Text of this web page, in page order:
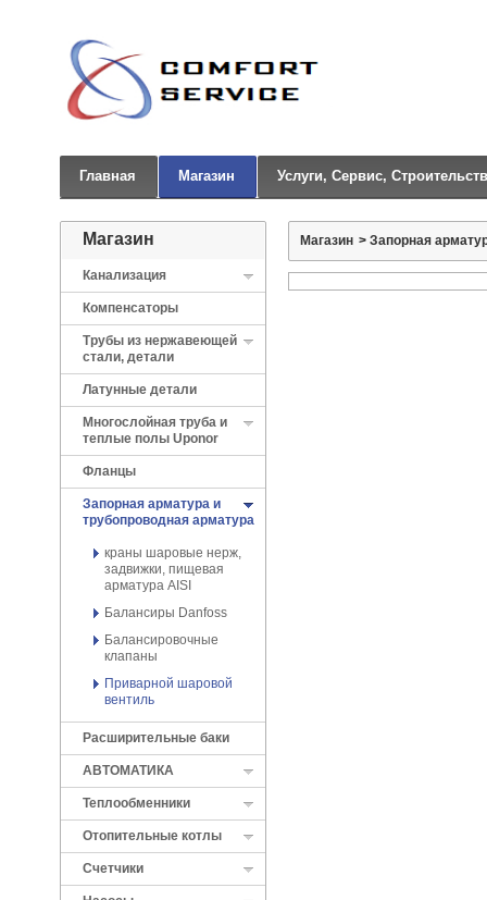
Главная Магазин Услуги, Сервис,
Магазин
Канализация
Компенсаторы
Трубы из нержавеющей
стали, детали
Латунные детали
Многослойная труба и
теплые полы Uponor
Фланцы
Запорная арматура и
трубопроводная арматура
краны шаровые нерж,
задвижки, пищевая
арматура AISI
Балансиры Danfoss
Балансировочные
клапаны
Приварной шаровой
вентиль
Расширительные баки
АВТОМАТИКА
Теплообменники
Отопительные котлы
Cчетчики
Магазин > Запорная